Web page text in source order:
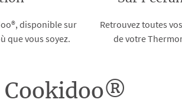
disponible sur
que vous soyez.
Retrouvez toutes
de votre
Cookidoo®